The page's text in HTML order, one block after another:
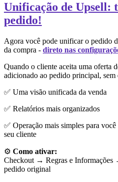
Unificação de Upsell:
pedido!
Agora você pode unificar o pedido
da compra - direto nas
Quando o cliente aceita uma oferta
adicionado ao pedido principal, sem
✅ Uma visão unificada da venda
✅ Relatórios mais organizados
✅ Operação mais simples para
seu cliente
⚙️ Como ativar:
Checkout → Regras e Informações
pedido original